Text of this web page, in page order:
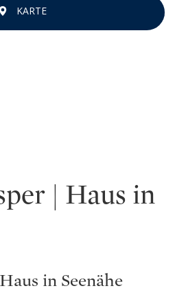
KARTE
| Haus in
in Seenähe